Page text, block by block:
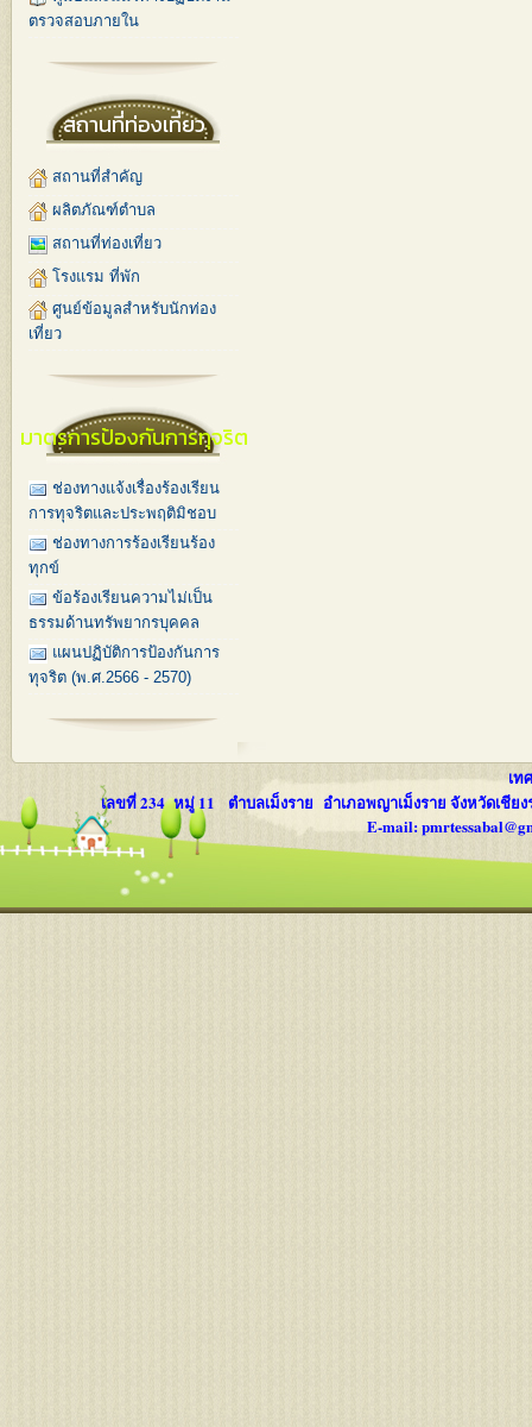
ตรวจสอบภายใน
สถานที่ท่องเที่ยว
สถานที่สำคัญ
ผลิตภัณฑ์ตำบล
สถานที่ท่องเที่ยว
โรงแรม ที่พัก
ศูนย์ข้อมูลสำหรับนักท่อง
เที่ยว
มาตรการป้องกันการทุจริต
ช่องทางแจ้งเรื่องร้องเรียน
การทุจริตและประพฤติมิชอบ
ช่องทางการร้องเรียนร้อง
ทุกข์
ข้อร้องเรียนความไม่เป็น
ธรรมด้านทรัพยากรบุคคล
แผนปฏิบัติการป้องกันการ
ทุจริต (พ.ศ.2566 - 2570)
เทศ
เลขที่ 234 หมู่ 11 ตำบลเม็งราย อำเภอพญาเม็งราย จังหวัดเชียง
E-mail: